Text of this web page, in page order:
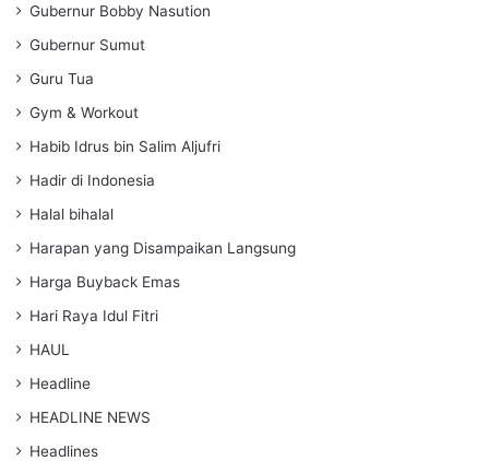
Gubernur Bobby Nasution
Gubernur Sumut
Guru Tua
Gym & Workout
Habib Idrus bin Salim Aljufri
Hadir di Indonesia
Halal bihalal
Harapan yang Disampaikan Langsung
Harga Buyback Emas
Hari Raya Idul Fitri
HAUL
Headline
HEADLINE NEWS
Headlines